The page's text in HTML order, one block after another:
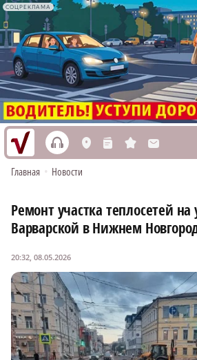
СОЦРЕКЛАМА
h L n s M
Главная • Новости
Ремонт участка теплосетей на
Варварской в Нижнем
20:32, 08.05.2026